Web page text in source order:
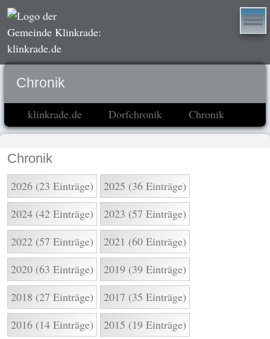
Chronik
klinkrade.de Dorfchronik Chronik
Chronik
2026 (23 Einträge)
2025 (36 Einträge)
2024 (42 Einträge)
2023 (57 Einträge)
2022 (57 Einträge)
2021 (60 Einträge)
2020 (63 Einträge)
2019 (39 Einträge)
2018 (27 Einträge)
2017 (35 Einträge)
2016 (14 Einträge)
2015 (19 Einträge)